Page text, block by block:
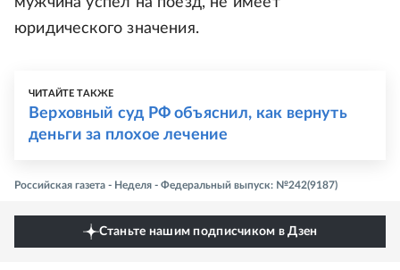
юридического значения.
ЧИТАЙТЕ ТАКЖЕ
Верховный суд РФ объяснил, как вернуть
деньги за плохое лечение
Российская газета - Неделя - Федеральный выпуск: №242(9187)
Станьте нашим подписчиком в Дзен